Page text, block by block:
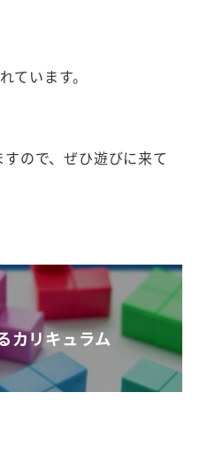
ています。
ので、ぜひ遊びに来て
カリキュラム